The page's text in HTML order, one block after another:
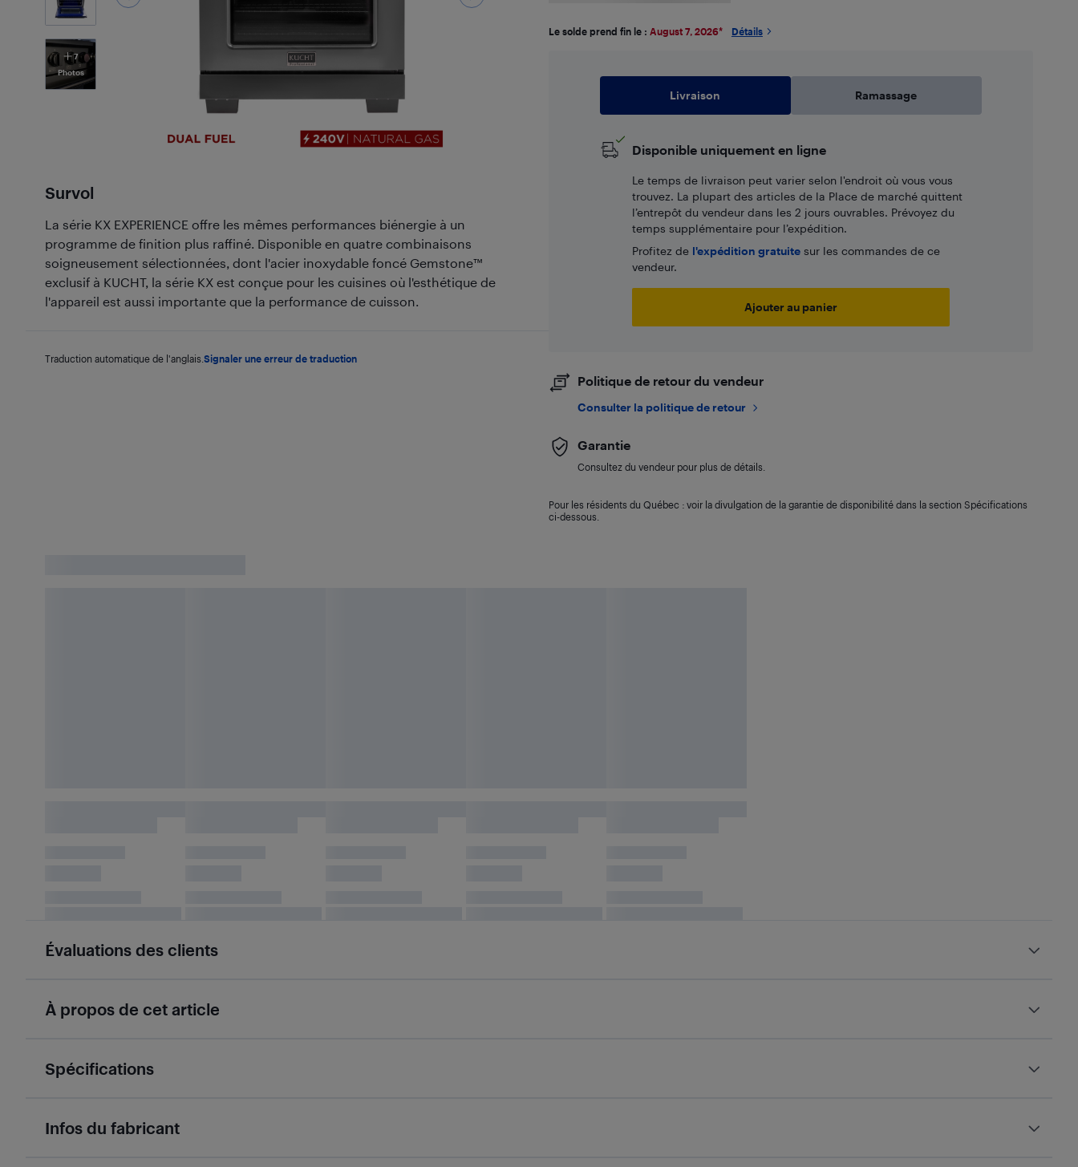
7
Photos
Survol
La série KX EXPERIENCE offre les mêmes performances biénergie à un
programme de finition plus raffiné. Disponible en quatre combinaisons
soigneusement sélectionnées, dont l'acier inoxydable foncé Gemstone™
exclusif à KUCHT, la série KX est conçue pour les cuisines où l'esthétique de
l'appareil est aussi importante que la performance de cuisson.
Traduction automatique de l'anglais. Signaler une erreur de traduction
Le solde prend fin le : August 7, 2026* Détails
Livraison Ramassage
Disponible uniquement en ligne
Le temps de livraison peut varier selon l'endroit où vous vous
trouvez. La plupart des articles de la Place de marché quittent
l’entrepôt du vendeur dans les 2 jours ouvrables. Prévoyez du
temps supplémentaire pour l’expédition.
Profitez de l'expédition gratuitesur les commandes de ce
vendeur.
Ajouter au panier
Politique de retour du vendeur
Consulter la politique de retour
Garantie
Consultez du vendeur pour plus de détails.
Pour les résidents du Québec : voir la divulgation de la garantie de disponibilité dans la section Spécifications
ci-dessous.
Évaluations des clients
À propos de cet article
Spécifications
Infos du fabricant